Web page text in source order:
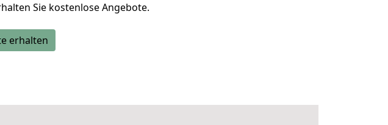
Sie kostenlose Angebote.
erhalten